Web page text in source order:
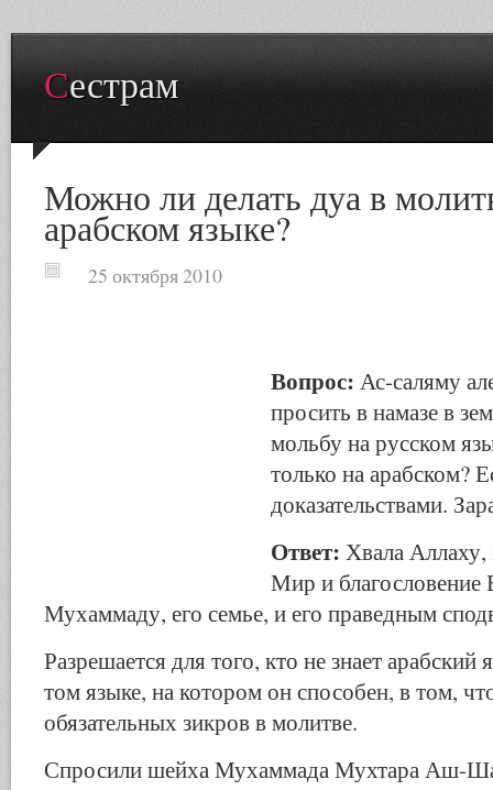
Сестрам
Можно ли делать дуа в
арабском языке?
25 октября 2010
Вопрос: Ас-саляму
просить в намазе в
мольбу на русском
только на арабском?
доказательствами.
Ответ: Хвала
Мир и благословение
Мухаммаду, его семье, и его праведным
Разрешается для того, кто не знает арабский
том языке, на котором он способен, в том,
обязательных зикров в молитве.
Спросили шейха Мухаммада Мухтара Аш-